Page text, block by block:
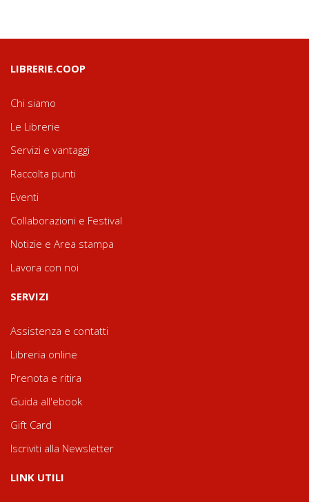
LIBRERIE.COOP
Chi siamo
Le Librerie
Servizi e vantaggi
Raccolta punti
Eventi
Collaborazioni e Festival
Notizie e Area stampa
Lavora con noi
SERVIZI
Assistenza e contatti
Libreria online
Prenota e ritira
Guida all'ebook
Gift Card
Iscriviti alla Newsletter
LINK UTILI